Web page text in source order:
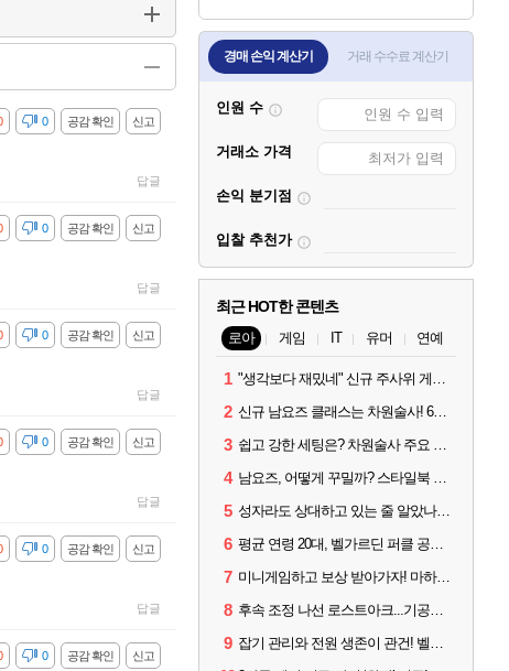
신고
공감 확인
0
답글
신고
공감 확인
0
답글
신고
공감 확인
0
답글
신고
공감 확인
0
답글
신고
공감 확인
0
답글
신고
공감 확인
0
경매 손익 계산기 거래 수수료 계산기
인원 수
거래소 가격
손익 분기점
입찰 추천가
최근 HOT한 콘텐츠
로아 게임 IT 유머 연예
1 "생각보다 재밌네" 신규 주사위 게임 티카투카 호평
2 신규 남요즈 클래스는 차원술사! 6월 20일 로아온 썸머 정리
3 쉽고 강한 세팅은? 차원술사 주요 빌드와 스킬 코드
4 남요즈, 어떻게 꾸밀까? 스타일북 인기 차원술사 커스터마이즈
5 성자라도 상대하고 있는 줄 알았나? 벨가르딘 이모저모
6 평균 연령 20대, 벨가르딘 퍼클 공대 '영로티'를 만나다
7 미니게임하고 보상 받아가자! 마하라카 썸머 캠프 할 일은?
8 후속 조정 나선 로스트아크...기공사, 차원술사 하향
9 잡기 관리와 전원 생존이 관건! 벨가르딘 유물 칭호 획득방법 정리